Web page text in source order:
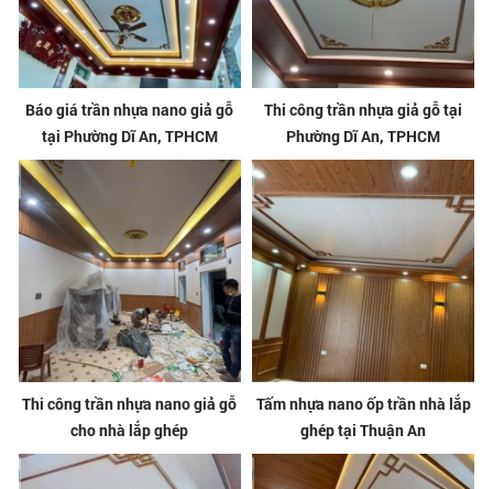
Báo giá trần nhựa nano giả gỗ
tại Phường Dĩ An, TPHCM
Thi công trần nhựa giả gỗ tại
Phường Dĩ An, TPHCM
Thi công trần nhựa nano giả gỗ
cho nhà lắp ghép
Tấm nhựa nano ốp trần nhà lắp
ghép tại Thuận An